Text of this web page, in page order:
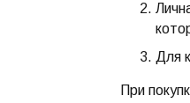
Для
При